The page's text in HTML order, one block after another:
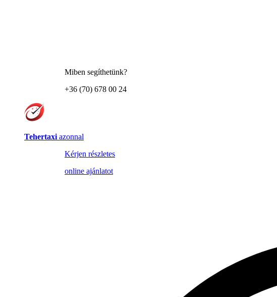
Miben segíthetünk?
+36 (70) 678 00 24
Tehertaxi azonnal
Kérjen részletes
online ajánlatot